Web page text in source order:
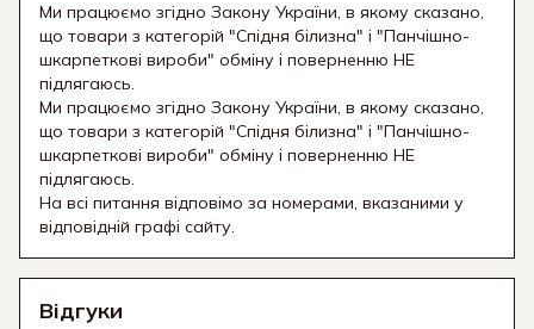
Ми працюємо згідно Закону України, в якому сказано,
що товари з категорій "Спідня білизна" і "Панчішно-
шкарпеткові вироби" обміну і поверненню НЕ
підлягаюсь.
Ми працюємо згідно Закону України, в якому сказано,
що товари з категорій "Спідня білизна" і "Панчішно-
шкарпеткові вироби" обміну і поверненню НЕ
підлягаюсь.
На всі питання відповімо за номерами, вказаними у
відповідній графі сайту.
Відгуки